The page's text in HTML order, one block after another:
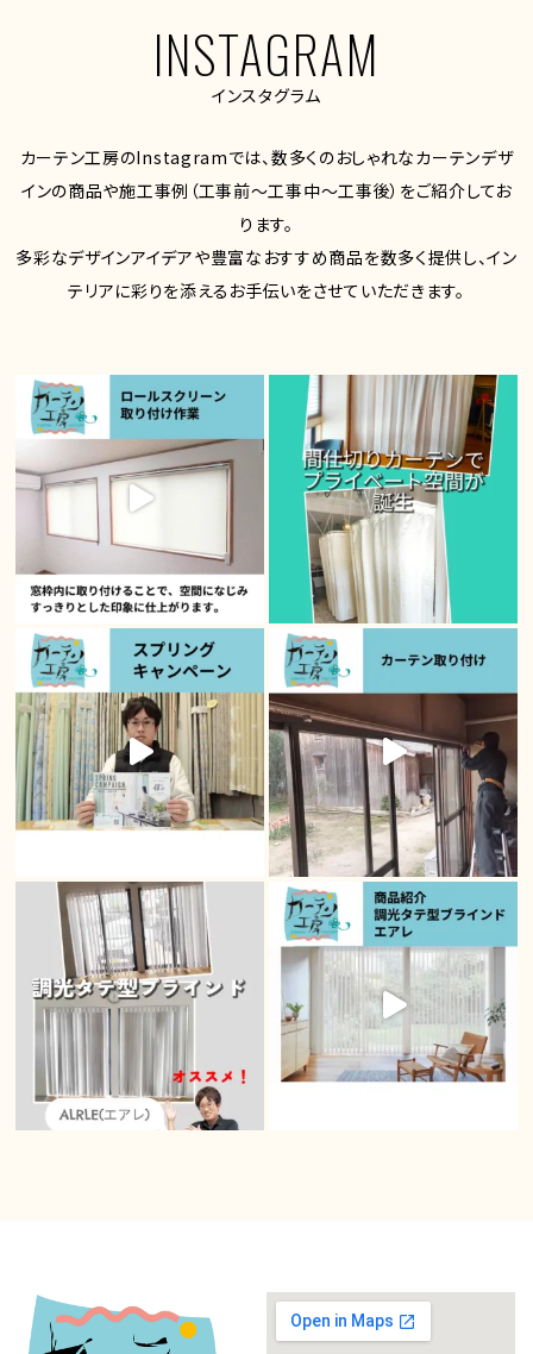
INSTAGRAM
インスタグラム
カーテン工房のInstagramでは、数多くのおしゃれなカーテンデザ
インの商品や施工事例（工事前～工事中～工事後）をご紹介してお
ります。
多彩なデザインアイデアや豊富なおすすめ商品を数多く提供し、イン
テリアに彩りを添えるお手伝いをさせていただきます。